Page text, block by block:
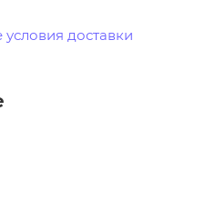
доставки